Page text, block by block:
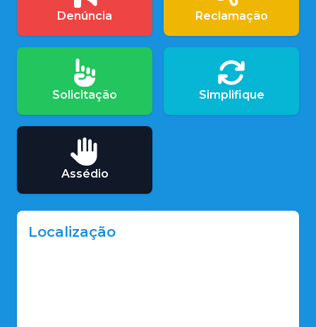
Denúncia Reclamação
Solicitação Simplifique
Assédio
Localização